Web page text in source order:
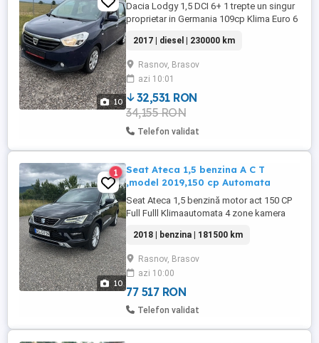
10
Dacia Lodgy 1,5 DCI 6+ 1 trepte un singur
proprietar in Germania 109cp Klima Euro 6
scaune încălzite oglinzi electrice incalzite
consum 4,5% cârlig de remorcare
distribuție schimbată ,,
volanmultifuncțional reglabil un singur
proprietar persoană fizică ...
2017 | diesel | 230000 km
Rasnov, Brasov
azi 10:01
32,531 RON
34,155 RON
Telefon validat
10
1
Seat Ateca 1,5 benzina A C T
,model 2019,150 cp Automata
Seat Ateca 1,5 benzină motor act 150 CP
Full Fulll Klimaautomata 4 zone kamera
Senzori Unghiul mort , Tine banda Citește
semnele Interiorul piele alcantara plafonul
pe negru Volanul din piele multifuncțional
cu padele Cârlig acționat electric Scaune
încălzite ...
2018 | benzina | 181500 km
Rasnov, Brasov
azi 10:00
77 517 RON
Telefon validat